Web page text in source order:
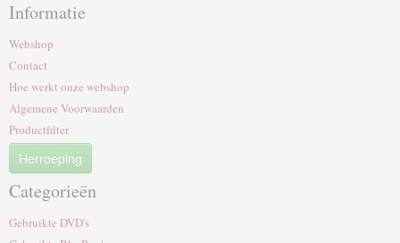
Informatie
Webshop
Contact
Hoe werkt onze webshop
Algemene Voorwaarden
Productfilter
Herroeping
Categorieën
Gebruikte DVD's